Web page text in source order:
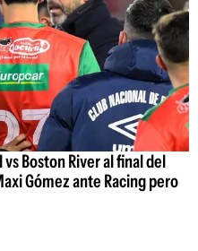
Boston River al final del
Gómez ante Racing pero